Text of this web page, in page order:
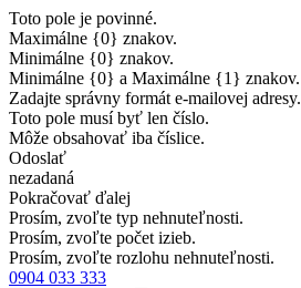
Toto pole je povinné.
Maximálne {0} znakov.
Minimálne {0} znakov.
Minimálne {0} a Maximálne {1} znakov.
Zadajte správny formát e-mailovej adresy.
Toto pole musí byť len číslo.
Môže obsahovať iba číslice.
Odoslať
nezadaná
Pokračovať ďalej
Prosím, zvoľte typ nehnuteľnosti.
Prosím, zvoľte počet izieb.
Prosím, zvoľte rozlohu nehnuteľnosti.
0904 033 333